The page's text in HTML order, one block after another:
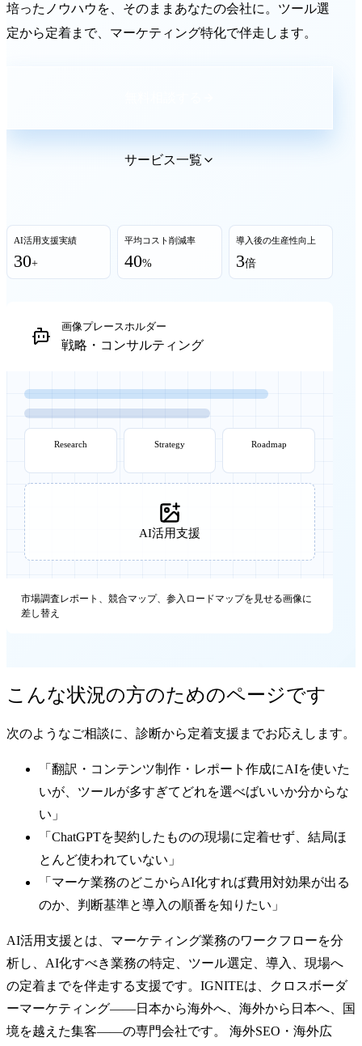
培ったノウハウを、そのままあなたの会社に。ツール選
定から定着まで、マーケティング特化で伴走します。
サービス一覧
AI活用支援実績
30+
平均コスト削減率
40%
導入後の生産性向上
3倍
画像プレースホルダー
戦略・コンサルティング
Research Strategy Roadmap
AI活用支援
市場調査レポート、競合マップ、参入ロードマップを見せる画像に
差し替え
こんな状況の方のためのページです
次のようなご相談に、診断から定着支援までお応えします。
「翻訳・コンテンツ制作・レポート作成にAIを使いた
いが、ツールが多すぎてどれを選べばいいか分からな
い」
「ChatGPTを契約したものの現場に定着せず、結局ほ
とんど使われていない」
「マーケ業務のどこからAI化すれば費用対効果が出る
のか、判断基準と導入の順番を知りたい」
AI活用支援とは、マーケティング業務のワークフローを分
析し、AI化すべき業務の特定、ツール選定、導入、現場へ
の定着までを伴走する支援です。 IGNITEは、クロスボーダ
ーマーケティング——日本から海外へ、海外から日本へ、国
境を越えた集客——の専門会社です。
海外SEO・海外広